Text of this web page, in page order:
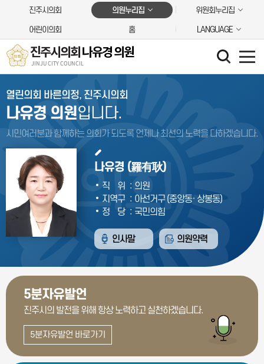
본문바로가기진주시의회 의원누리집 위원회누리집
어린이의회 홈 LANGUAGE
진주시의회 나유경 의원
JINJU CITY COUNCIL
열린의회 바른의정, 진주시의회
나유경 의원입니다.
시민여러분과 함께하는 의회가 되도록 언제나최선의 노력을 다하겠습니다.
나유경 (羅有耿)
직위: 의원
지역구 : 아선거구 (중앙동· 상봉동)
정당: 국민의힘
인사말 의원약력
5분자유발언
진주시의 발전을 위해 항상 노력하고 실천하겠습니다.
5분자유발언 바로가기